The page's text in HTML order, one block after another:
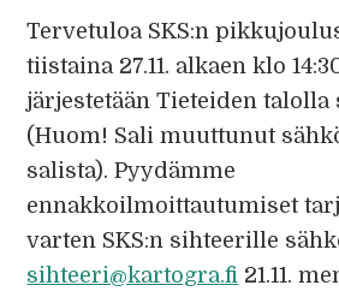
Tervetuloa SKS:n
tiistaina 27.11. alkaen klo
järjestetään Tieteiden talolla
(Huom! Sali muuttunut
salista). Pyydämme
ennakkoilmoittautumiset
varten SKS:n sihteerille
sihteeri@kartogra.fi 21.11.